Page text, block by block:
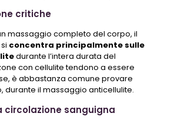
critiche
massaggio completo del corpo, il
concentra principalmente sulle
durante l’intera durata del
con cellulite tendono a essere
è abbastanza comune provare
durante il massaggio anticellulite.
circolazione sanguigna